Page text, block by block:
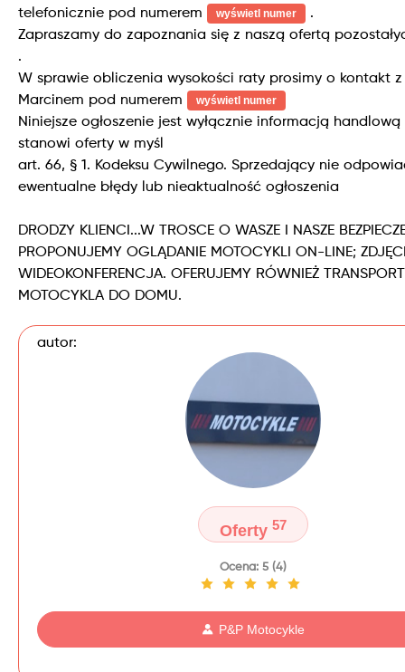
telefonicznie pod numerem
wyświetl numer
.
Zapraszamy do zapoznania się z naszą ofertą
.
W sprawie obliczenia wysokości raty prosimy o kontakt
Marcinem pod numerem
wyświetl numer
Niniejsze ogłoszenie jest wyłącznie informacją handlową
stanowi oferty w myśl
art. 66, § 1. Kodeksu Cywilnego. Sprzedający nie
ewentualne błędy lub nieaktualność ogłoszenia
DRODZY KLIENCI...W TROSCE O WASZE I NASZE
PROPONUJEMY OGLĄDANIE MOTOCYKLI ON-LINE;
WIDEOKONFERENCJA. OFERUJEMY RÓWNIEŻ TRANSPORT
MOTOCYKLA DO DOMU.
autor:
Oferty 57
Ocena: 5 (4)
P&P Motocykle